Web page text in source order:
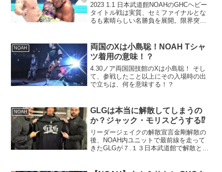
2023 1.1 日本武道館NOAHのGHCヘビー
タイトル戦は実質、セミファイナルとな
るも素晴らしい名勝負を展開。限界突破
NOAH
両国のXは小島聡！NOAH Tシャ
ツ着用の意味！？
4.30ノア両国国技館のXは小島聡！ そし
て、参戦したこと以上にその入場時の出
で立ちは、何を意味する！？
NOAH
GLGは本当に解散してしまうの
か？ジャック・モリスどうする⁉
リーダージェイクの解散宣言金剛解散の
後、NOAH内ユニットで最前線を走って
きたGLGが７.１３日本武道館で解散とジ